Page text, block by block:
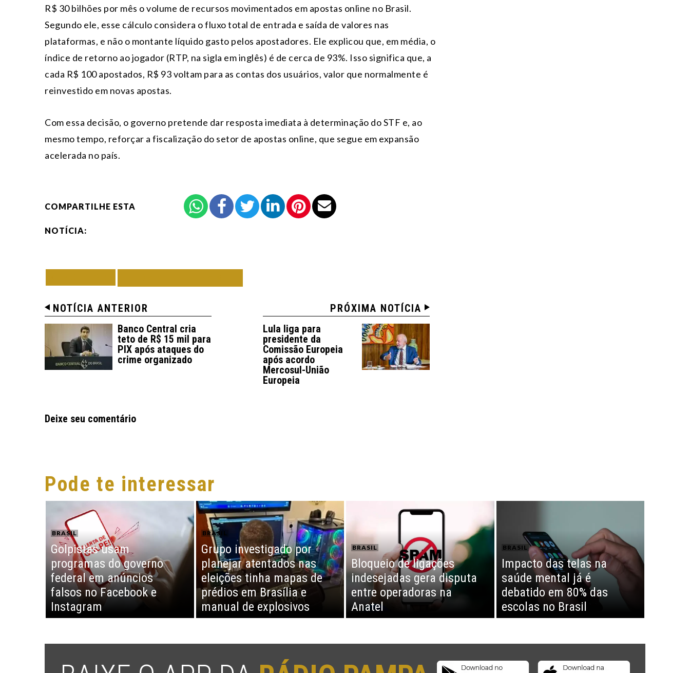
R$ 30 bilhões por mês o volume de recursos movimentados em apostas online no Brasil.
Segundo ele, esse cálculo considera o fluxo total de entrada e saída de valores nas
plataformas, e não o montante líquido gasto pelos apostadores. Ele explicou que, em média, o
índice de retorno ao jogador (RTP, na sigla em inglês) é de cerca de 93%. Isso significa que, a
cada R$ 100 apostados, R$ 93 voltam para as contas dos usuários, valor que normalmente é
reinvestido em novas apostas.
Com essa decisão, o governo pretende dar resposta imediata à determinação do STF e, ao
mesmo tempo, reforçar a fiscalização do setor de apostas online, que segue em expansão
acelerada no país.
COMPARTILHE ESTA
NOTÍCIA:
NOTÍCIA ANTERIOR
Banco Central cria
teto de R$ 15 mil para
PIX após ataques do
crime organizado
PRÓXIMA NOTÍCIA
Lula liga para
presidente da
Comissão Europeia
após acordo
Mercosul-União
Europeia
Deixe seu comentário
Pode te interessar
BRASIL
Golpistas usam
programas do governo
federal em anúncios
falsos no Facebook e
Instagram
BRASIL
Grupo investigado por
planejar atentados nas
eleições tinha mapas de
prédios em Brasília e
manual de explosivos
BRASIL
Bloqueio de ligações
indesejadas gera disputa
entre operadoras na
Anatel
BRASIL
Impacto das telas na
saúde mental já é
debatido em 80% das
escolas no Brasil